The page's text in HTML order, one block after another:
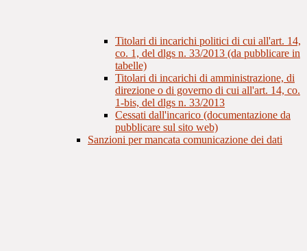
Titolari di incarichi politici di cui all'art. 14,
co. 1, del dlgs n. 33/2013 (da pubblicare in
tabelle)
Titolari di incarichi di amministrazione, di
direzione o di governo di cui all'art. 14, co.
1-bis, del dlgs n. 33/2013
Cessati dall'incarico (documentazione da
pubblicare sul sito web)
Sanzioni per mancata comunicazione dei dati